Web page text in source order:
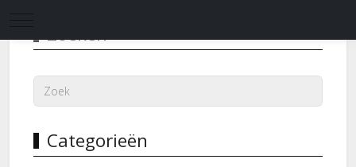
Mobile Menu Toggle
Zoeken
Categorieën